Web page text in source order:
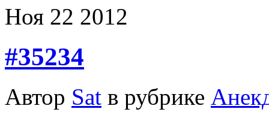
Ноя 22 2012
#35234
Автор Sat в рубрике